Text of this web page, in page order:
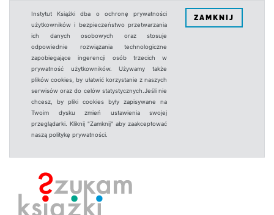
Instytut Książki dba o ochronę prywatności
użytkowników i bezpieczeństwo przetwarzania
ich danych osobowych oraz stosuje
odpowiednie rozwiązania technologiczne
zapobiegające ingerencji osób trzecich w
prywatność użytkowników. Używamy także
plików cookies, by ułatwić korzystanie z naszych
serwisów oraz do celów statystycznych.Jeśli nie
chcesz, by pliki cookies były zapisywane na
Twoim dysku zmień ustawienia swojej
przeglądarki. Kliknij "Zamknij" aby zaakceptować
naszą politykę prywatności.
ZAMKNIJ